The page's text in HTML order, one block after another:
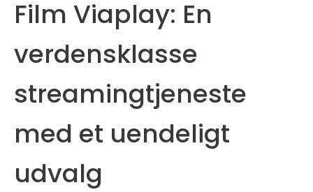
Film Viaplay: En
verdensklasse
streamingtjeneste
med et uendeligt
udvalg